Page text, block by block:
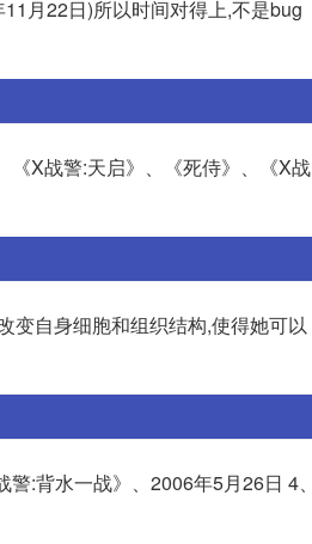
月22日)所以时间对得上,不是bug
《X战警:天启》、《死侍》、《X战
变自身细胞和组织结构,使得她可以
:背水一战》、2006年5月26日 4、